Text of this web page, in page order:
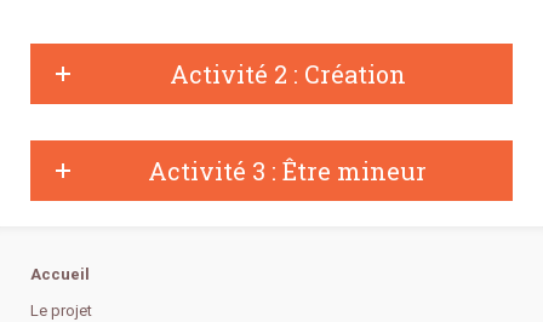
Activité 2 : Création
Activité 3 : Être mineur
Accueil
Le projet